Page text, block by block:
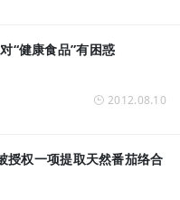
“健康食品”有困惑
2012.08.10
授权一项提取天然番茄络合